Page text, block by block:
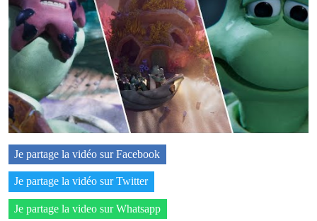
Je partage la vidéo sur Facebook
Je partage la vidéo sur Twitter
Je partage la video sur Whatsapp